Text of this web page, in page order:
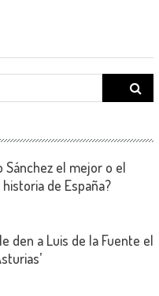
Search
Sánchez el mejor o el
de España?
den a Luis de la Fuente el